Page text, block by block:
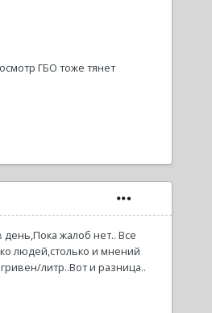
ГБО тоже тянет
жалоб нет.. Все
людей,столько и мнений
литр..Вот и разница..